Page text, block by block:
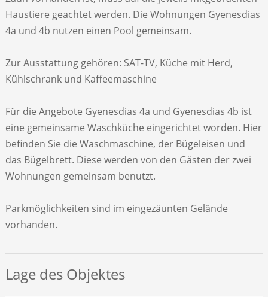
Haustiere geachtet werden. Die Wohnungen Gyenesdias
4a und 4b nutzen einen Pool gemeinsam.
Zur Ausstattung gehören: SAT-TV, Küche mit Herd,
Kühlschrank und Kaffeemaschine
Für die Angebote Gyenesdias 4a und Gyenesdias 4b ist
eine gemeinsame Waschküche eingerichtet worden. Hier
befinden Sie die Waschmaschine, der Bügeleisen und
das Bügelbrett. Diese werden von den Gästen der zwei
Wohnungen gemeinsam benutzt.
Parkmöglichkeiten sind im eingezäunten Gelände
vorhanden.
Lage des Objektes